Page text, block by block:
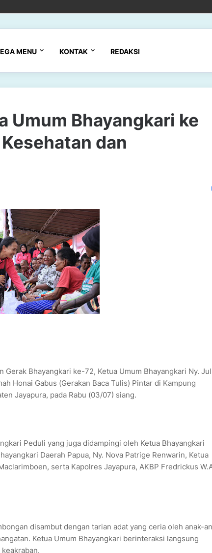
MENU KONTAK REDAKSI
Umum Bhayangkari ke
dan
Gerak Bhayangkari ke-72, Ketua Umum Bhayangkari Ny.
Honai Gabus (Gerakan Baca Tulis) Pintar di Kampung
Jayapura, pada Rabu (03/07) siang.
Peduli yang juga didampingi oleh Ketua Bhayangkari
Daerah Papua, Ny. Nova Patrige Renwarin, Ketua
serta Kapolres Jayapura, AKBP Fredrickus
disambut dengan tarian adat yang ceria oleh anak-
Ketua Umum Bhayangkari berinteraksi langsung